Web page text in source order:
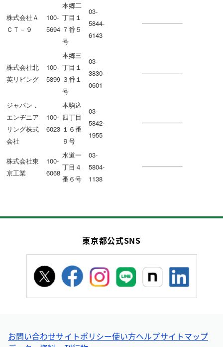
株式会社Ａ
ＣＴ－９
100-
5694
本郷二
丁目１
７番５
号
03-
5844-
6143
株式会社北
英リビング
100-
5899
本郷三
丁目１
３番１
号
03-
3830-
0601
ジャパン．
エンヂニア
リング株式
会社
100-
6023
本駒込
四丁目
１６番
９号
03-
5842-
1955
株式会社東
京工業
100-
6068
水道一
丁目４
番６号
03-
5804-
1138
東京都公式SNS
お問い合わせサイトポリシー使い方ヘルプサイトマップ